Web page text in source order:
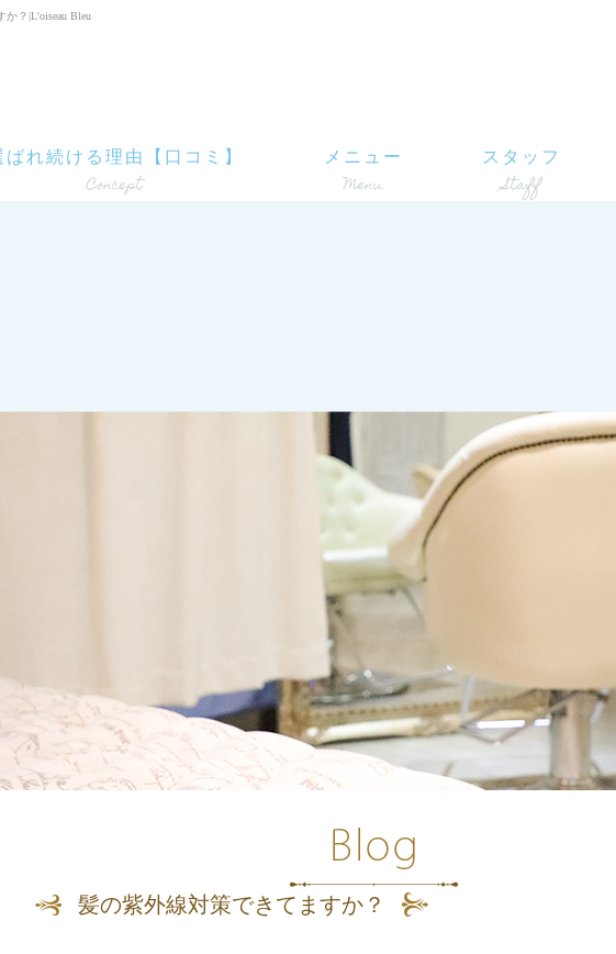
？|L'oiseau Bleu
ばれ続ける理由【口コミ】 メニュー スタッフ
髪の紫外線対策できてますか？